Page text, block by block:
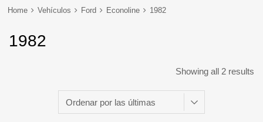
Home Vehículos Ford Econoline 1982
1982
Showing all 2 results